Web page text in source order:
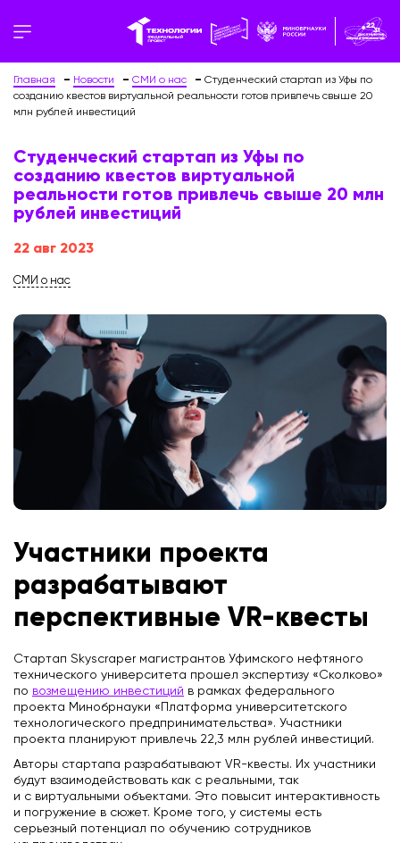
Главная Новости СМИ о нас
Студенческий стартап из Уфы по
созданию квестов виртуальной реальности готов привлечь свыше 20
млн рублей инвестиций
Студенческий стартап из Уфы по
созданию квестов виртуальной
реальности готов привлечь свыше 20 млн
рублей инвестиций
22 авг 2023
СМИ о нас
Участники проекта
разрабатывают
перспективные VR-квесты
Стартап Skyscraper магистрантов Уфимского нефтяного
технического университета прошел экспертизу «Сколково»
по возмещению инвестиций в рамках федерального
проекта Минобрнауки «Платформа университетского
технологического предпринимательства». Участники
проекта планируют привлечь 22,3 млн рублей инвестиций.
Авторы стартапа разрабатывают VR-квесты. Их участники
будут взаимодействовать как с реальными, так
и с виртуальными объектами. Это повысит интерактивность
и погружение в сюжет. Кроме того, у системы есть
серьезный потенциал по обучению сотрудников